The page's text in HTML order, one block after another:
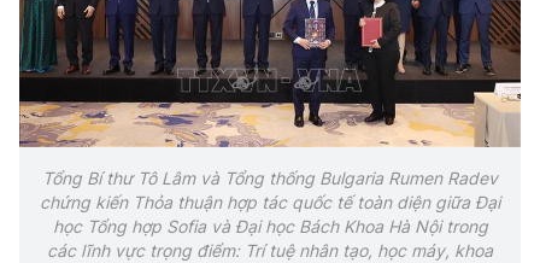
Tổng Bí thư Tô Lâm và Tổng thống Bulgaria Rumen Radev
chứng kiến Thỏa thuận hợp tác quốc tế toàn diện giữa Đại
học Tổng hợp Sofia và Đại học Bách Khoa Hà Nội trong
các lĩnh vực trọng điểm: Trí tuệ nhân tạo, học máy, khoa